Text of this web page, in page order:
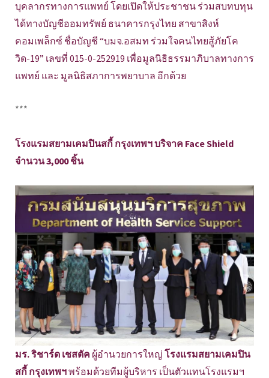
บุคลากรทางการแพทย์ โดยเปิดให้ประชาชน ร่วมสบทบทุน
ได้ทางบัญชีออมทรัพย์ ธนาคารกรุงไทย สาขาสิงห์
คอมเพล็กซ์ ชื่อบัญชี “บมจ.อสมท ร่วมใจคนไทยสู้ภัยโค
วิด-19” เลขที่ 015-0-252919 เพื่อมูลนิธิธรรมาภิบาลทางการ
แพทย์ และ มูลนิธิสภาการพยาบาล อีกด้วย
***
โรงแรมสยามเคมปินสกี้ กรุงเทพฯ บริจาค Face Shield
จำนวน 3,000 ชิ้น
มร. ริชาร์ด เชสตัค ผู้อำนวยการใหญ่ โรงแรมสยามเคมปิน
สกี้ กรุงเทพฯพร้อมด้วยทีมผู้บริหาร เป็นตัวแทนโรงแรมฯ